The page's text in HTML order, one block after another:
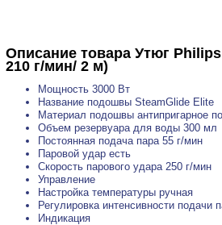
Описание товара Утюг
210 г/мин/ 2 м)
Мощность 3000 Вт
Название подошвы SteamGlide Elite
Материал подошвы антипригарное
Объем резервуара для воды 300 мл
Постоянная подача пара 55 г/мин
Паровой удар есть
Скорость парового удара 250 г/мин
Управление
Настройка температуры ручная
Регулировка интенсивности подачи
Индикация